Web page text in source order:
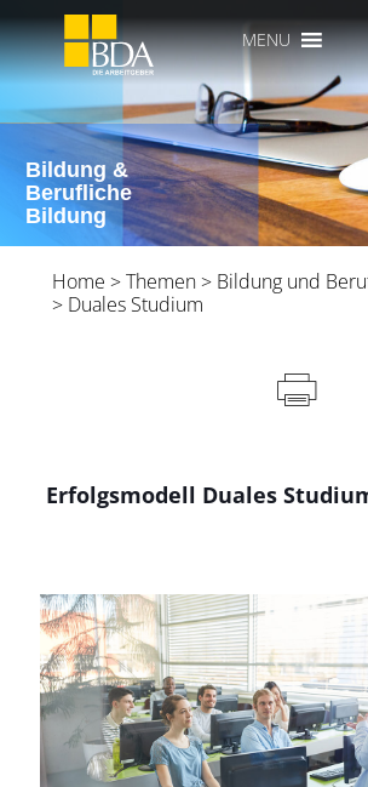
MENU
Bildung &
Berufliche
Bildung
Home >Themen> Bildung und
> Duales Studium

Erfolgsmodell Duales